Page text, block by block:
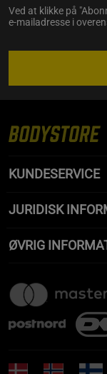
Ved at klikke på
e-mailadresse i
KUNDESERVICE
JURIDISK
ØVRIG